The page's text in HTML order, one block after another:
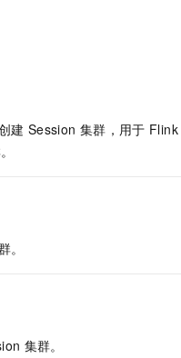
建 Session 集群，用于 Flink
。
集群。